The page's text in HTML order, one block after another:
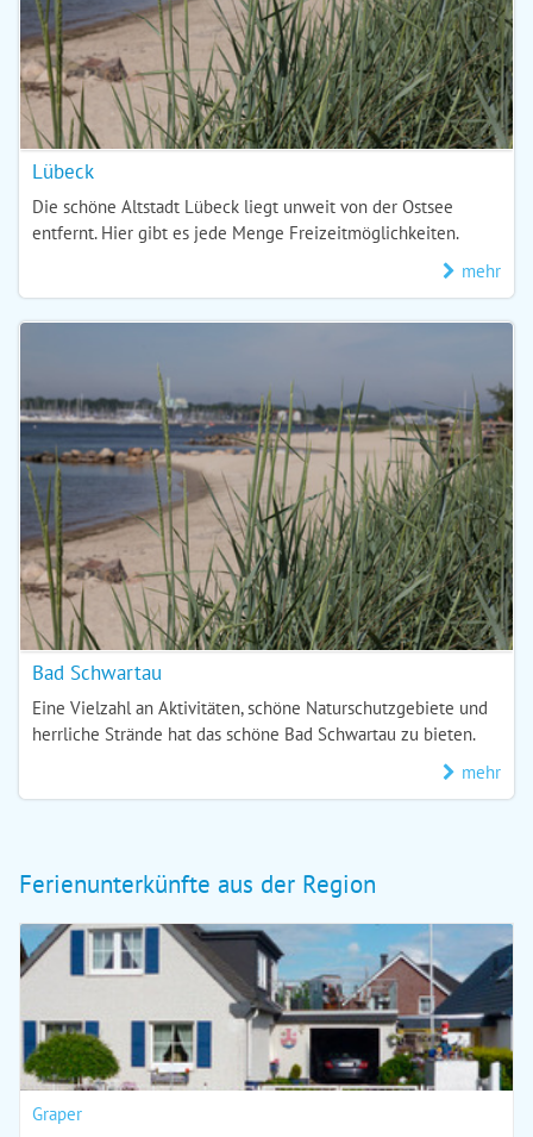
Lübeck
Die schöne Altstadt Lübeck liegt unweit von der Ostsee
entfernt. Hier gibt es jede Menge Freizeitmöglichkeiten.
mehr
Bad Schwartau
Eine Vielzahl an Aktivitäten, schöne Naturschutzgebiete und
herrliche Strände hat das schöne Bad Schwartau zu bieten.
mehr
Ferienunterkünfte aus der Region
Graper